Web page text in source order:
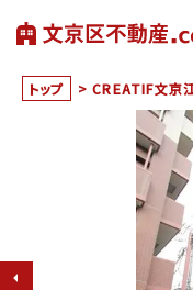
トップ > CREATIF文京